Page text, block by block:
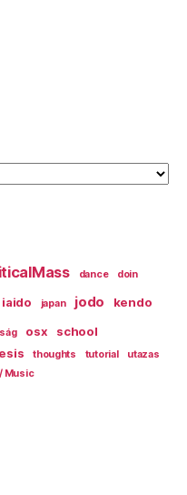
dance doin
iaido japan jodo
kendo
osx school
thoughts tutorial
utazas
Music